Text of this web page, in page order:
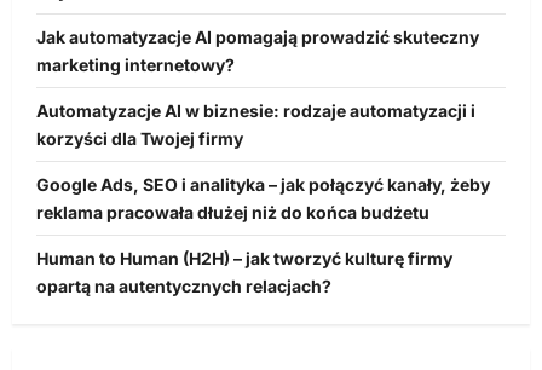
Jak automatyzacje AI pomagają prowadzić skuteczny
marketing internetowy?
Automatyzacje AI w biznesie: rodzaje automatyzacji i
korzyści dla Twojej firmy
Google Ads, SEO i analityka – jak połączyć kanały, żeby
reklama pracowała dłużej niż do końca budżetu
Human to Human (H2H) – jak tworzyć kulturę firmy
opartą na autentycznych relacjach?